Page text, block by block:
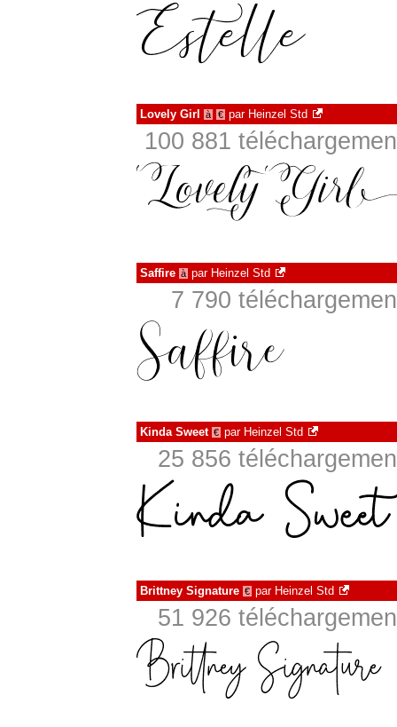
Lovely Girl à € par Heinzel Std
100 881
Saffire à par Heinzel Std
7 790
Kinda Sweet € par Heinzel Std
25 856
Brittney Signature € par Heinzel Std
51 926